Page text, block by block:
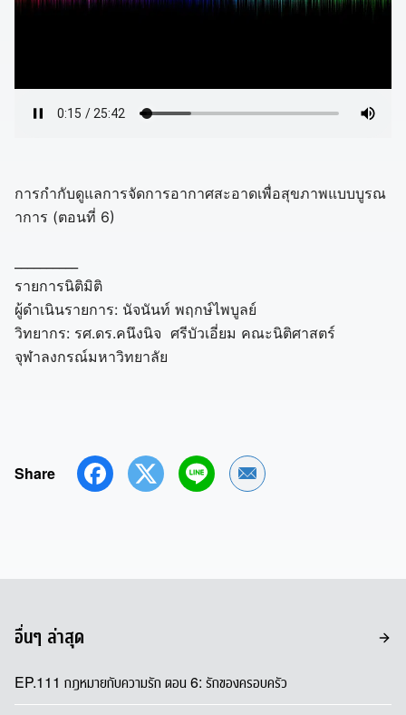
การกำกับดูแลการจัดการอากาศสะอาดเพื่อสุขภาพแบบบูรณ
าการ (ตอนที่ 6)
รายการนิติมิติ
ผู้ดำเนินรายการ: นัจนันท์ พฤกษ์ไพบูลย์
วิทยากร: รศ.ดร.คนึงนิจ ศรีบัวเอี่ยม คณะนิติศาสตร์
จุฬาลงกรณ์มหาวิทยาลัย
Share Share by Email
อื่นๆ ล่าสุด
EP.111 กฎหมายกับความรัก ตอน 6: รักของครอบครัว